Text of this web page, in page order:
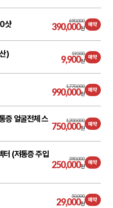
샷 690,000
390,000원
예약
) 19,500
9,900원
예약
1,770,000
990,000원
예약
증 얼굴전체 스
1,200,000
750,000원
예약
(저통증 주입
390,000
250,000원
예약
50,000
29,000원
예약